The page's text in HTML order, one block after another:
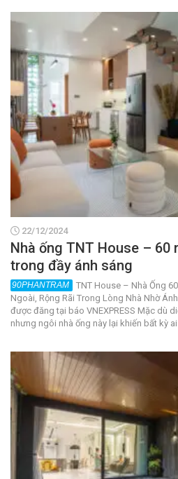
22/12/2024
Nhà ống TNT House – 60
trong đầy ánh sáng
TNT House – Nhà Ống
Ngoài, Rộng Rãi Trong Lòng Nhà Nhờ
được đăng tại báo VNEXPRESS Mặc dù
nhưng ngôi nhà ống này lại khiến bất kỳ ai